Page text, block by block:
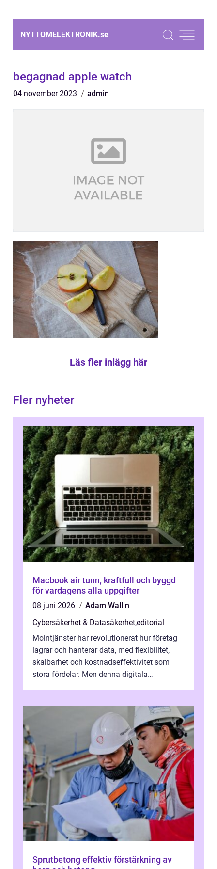
NYTTOMELEKTRONIK.se
begagnad apple watch
04 november 2023 admin
Läs fler inlägg här
Fler nyheter
Macbook air tunn, kraftfull och byggd
för vardagens alla uppgifter
08 juni 2026
Adam Wallin
Cybersäkerhet & Datasäkerhet,editorial
Molntjänster har revolutionerat hur företag
lagrar och hanterar data, med flexibilitet,
skalbarhet och kostnadseffektivitet som
stora fördelar. Men denna digitala
Sprutbetong effektiv förstärkning av